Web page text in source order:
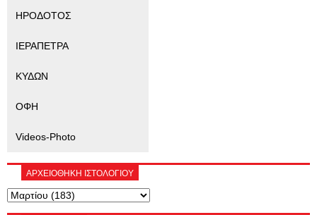
ΗΡΟΔΟΤΟΣ
ΙΕΡΑΠΕΤΡΑ
ΚΥΔΩΝ
ΟΦΗ
Videos-Photo
ΑΡΧΕΙΟΘΗΚΗ ΙΣΤΟΛΟΓΙΟΥ